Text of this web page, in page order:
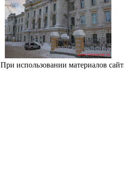
При использовании материалов